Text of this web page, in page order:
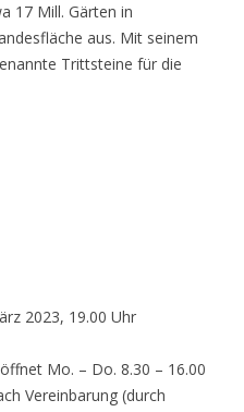
17 Mill. Gärten in
aus. Mit seinem
Trittsteine für die
2023, 19.00 Uhr
Mo. – Do. 8.30 – 16.00
Vereinbarung (durch